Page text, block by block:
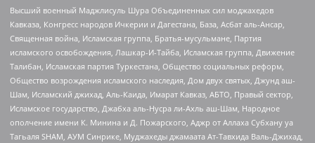
Высший военный Маджлисуль Шура Объединенных сил моджахедов
Кавказа, Конгресс народов Ичкерии и Дагестана, База, Асбат аль-Ансар,
Священная война, Исламская группа, Братья-мусульмане, Партия
исламского освобождения, Лашкар-И-Тайба, Исламская группа, Движение
Талибан, Исламская партия Туркестана, Общество социальных реформ,
Общество возрождения исламского наследия, Дом двух святых, Джунд аш-
Шам, Исламский джихад, Аль-Каида, Имарат Кавказ, АБТО, Правый сектор,
Исламское государство, Джабха аль-Нусра ли-Ахль аш-Шам, Народное
ополчение имени К. Минина и Д. Пожарского, Аджр от Аллаха Субхану уа
Тагьаля SHAM, АУМ Синрике, Муджахеды джамаата Ат-Тавхида Валь-Джихад,